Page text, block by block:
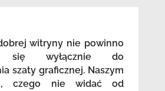
witryny nie powinno
się wyłącznie do
szaty graficznej. Naszym
czego nie widać od